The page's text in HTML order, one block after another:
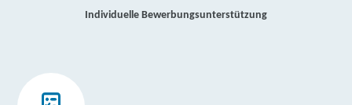
Individuelle Bewerbungsunterstützung